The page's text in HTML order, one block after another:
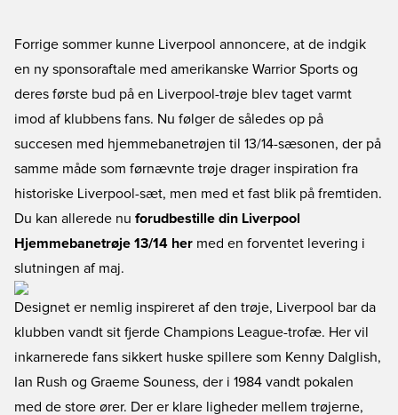
Forrige sommer kunne Liverpool annoncere, at de indgik
en ny sponsoraftale med amerikanske Warrior Sports og
deres første bud på en Liverpool-trøje blev taget varmt
imod af klubbens fans. Nu følger de således op på
succesen med hjemmebanetrøjen til 13/14-sæsonen, der på
samme måde som førnævnte trøje drager inspiration fra
historiske Liverpool-sæt, men med et fast blik på fremtiden.
Du kan allerede nu forudbestille din Liverpool
Hjemmebanetrøje 13/14 her med en forventet levering i
slutningen af maj.
Designet er nemlig inspireret af den trøje, Liverpool bar da
klubben vandt sit fjerde Champions League-trofæ. Her vil
inkarnerede fans sikkert huske spillere som Kenny Dalglish,
Ian Rush og Graeme Souness, der i 1984 vandt pokalen
med de store ører. Der er klare ligheder mellem trøjerne,